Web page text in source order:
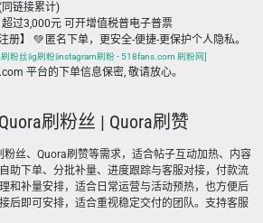
链接累计)
过3,000元 可开增值税普电子普票
册】 💚 匿名下单，更安全-便捷-更保护个人隐私。
粉丝|ig刷粉|instagram刷粉 - 518fans.com 刷粉网]
平台的下单信息保密, 敬请放心。
刷粉丝 | Quora刷赞
丝、Quora刷赞等需求，适合帖子互动加热、内容
助下单、分批补量、进度跟踪与客服对接，付款流
和补量安排，适合日常运营与活动预热，也方便后
后即可安排，适合重视稳定交付的团队。支持客服